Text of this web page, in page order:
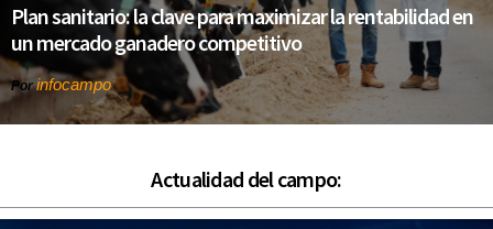
Plan sanitario: la clave para maximizar la rentabilidad en
un mercado ganadero competitivo
Porinfocampo
Actualidad del campo: